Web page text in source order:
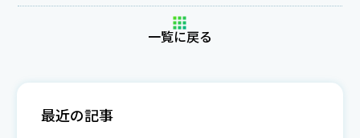
施設としておおぞら療育センターが選定されました。
寄贈いただきました福祉車両は電動介護リフトが装備さ
乗せることができます。また、車椅子やストレッチャー
の固定具が手動から電動になり固定力が増し利用しやす
くなりました。 ご厚意に感謝し、末永く大切に活用さ
一覧に戻る
最近の記事